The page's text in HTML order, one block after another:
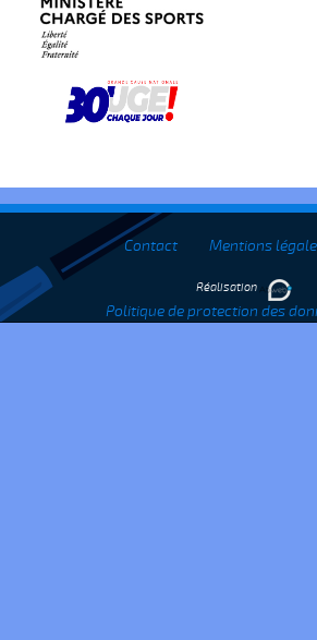
Contact Mentions
Politique de protection des
Réalisation